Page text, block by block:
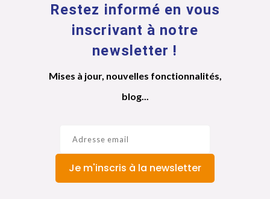
Restez informé en vous
inscrivant à notre
newsletter !
Mises à jour, nouvelles fonctionnalités,
blog...
Je m'inscris à la newsletter